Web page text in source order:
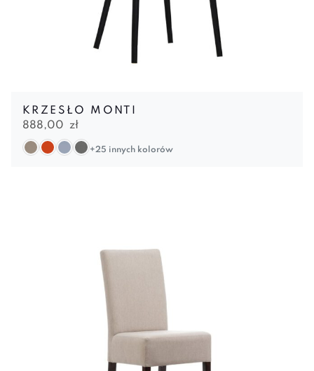
KRZESŁO MONTI
888,00 zł
+25 innych kolorów